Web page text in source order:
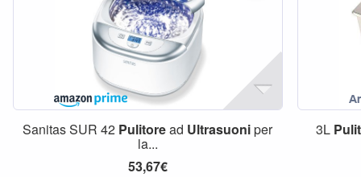
Sanitas SUR 42 Pulitoread Ultrasuoniper
la...
53,67€
3L